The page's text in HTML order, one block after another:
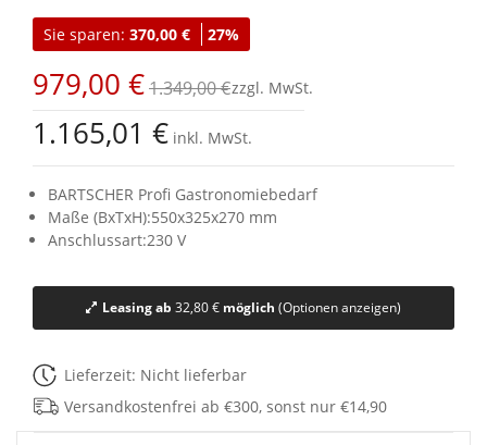
Anfang
der
springen
Sie sparen: 370,00 € 27%
979,00 €1.349,00 €
1.165,01 € inkl. MwSt.
BARTSCHER Profi Gastronomiebedarf
Maße (BxTxH):550x325x270 mm
Anschlussart:230 V
Leasing ab 32,80 € möglich (Optionen anzeigen)
Lieferzeit: Nicht lieferbar
Versandkostenfrei ab €300, sonst nur €14,90